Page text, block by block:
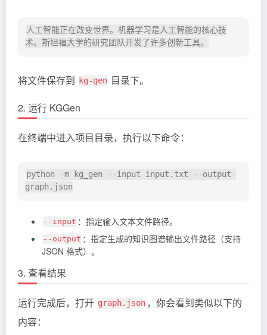
人工智能正在改变世界。机器学习是人工智能的核心技
将文件保存到 kg-gen 目录下。
2. 运行 KGGen
在终端中进入项目目录，执行以下命令：
python -m kg_gen --input input.txt --output
--input ：指定输入文本文件路径。
--output ：指定生成的知识图谱输出文件路径（支持
JSON 格式）。
3. 查看结果
运行完成后，打开 graph.json ，你会看到类似以下的
内容：